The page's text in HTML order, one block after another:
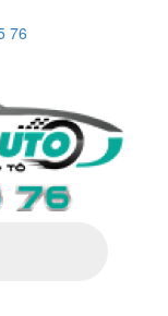
76